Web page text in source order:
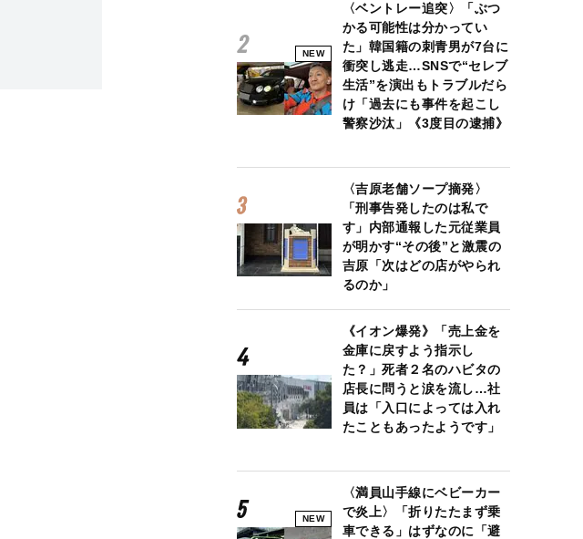
NEW
〈ベントレー追突〉「ぶつ
かる可能性は分かってい
た」韓国籍の刺青男が7台に
衝突し逃走…SNSで“セレブ
生活”を演出もトラブルだら
け「過去にも事件を起こし
警察沙汰」《3度目の逮捕》
〈吉原老舗ソープ摘発〉
「刑事告発したのは私で
す」内部通報した元従業員
が明かす“その後”と激震の
吉原「次はどの店がやられ
るのか」
《イオン爆発》「売上金を
金庫に戻すよう指示し
た？」死者２名のハビタの
店長に問うと涙を流し…社
員は「入口によっては入れ
たこともあったようです」
NEW
〈満員山手線にベビーカー
で炎上〉「折りたたまず乗
車できる」はずなのに「避